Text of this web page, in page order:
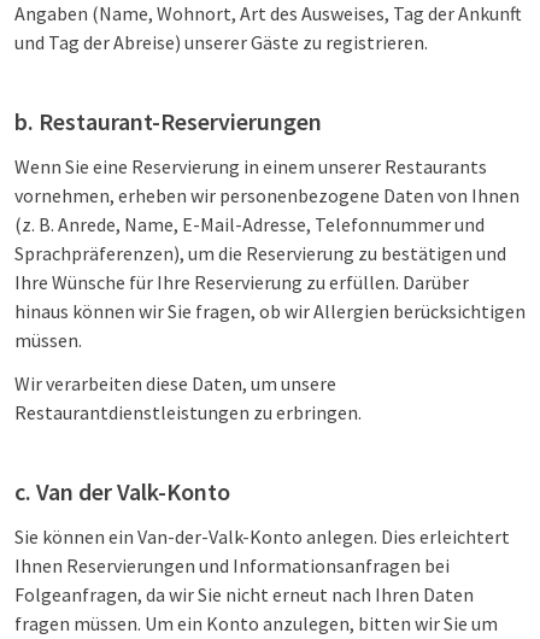
Angaben (Name, Wohnort, Art des Ausweises, Tag der Ankunft
und Tag der Abreise) unserer Gäste zu registrieren.
b. Restaurant-Reservierungen
Wenn Sie eine Reservierung in einem unserer Restaurants
vornehmen, erheben wir personenbezogene Daten von Ihnen
(z. B. Anrede, Name, E-Mail-Adresse, Telefonnummer und
Sprachpräferenzen), um die Reservierung zu bestätigen und
Ihre Wünsche für Ihre Reservierung zu erfüllen. Darüber
hinaus können wir Sie fragen, ob wir Allergien berücksichtigen
müssen.
Wir verarbeiten diese Daten, um unsere
Restaurantdienstleistungen zu erbringen.
c. Van der Valk-Konto
Sie können ein Van-der-Valk-Konto anlegen. Dies erleichtert
Ihnen Reservierungen und Informationsanfragen bei
Folgeanfragen, da wir Sie nicht erneut nach Ihren Daten
fragen müssen. Um ein Konto anzulegen, bitten wir Sie um